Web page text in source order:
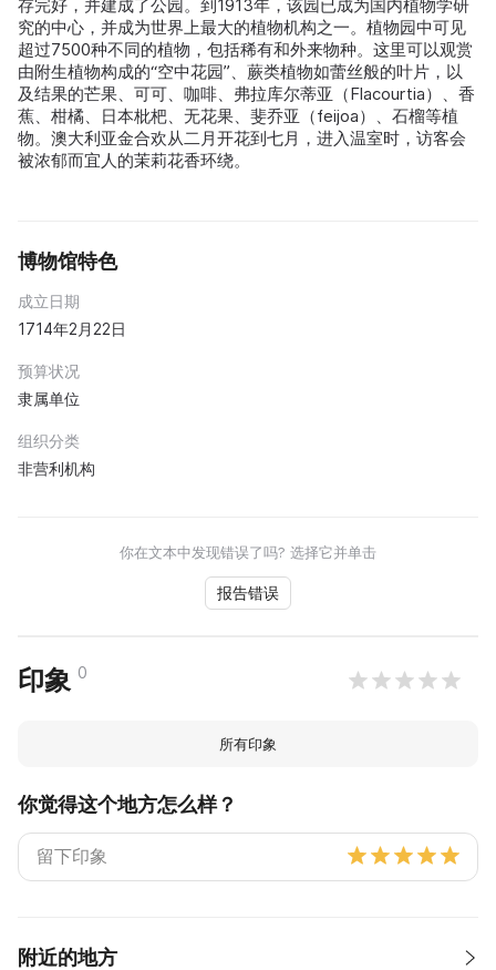
存完好，并建成了公园。到1913年，该园已成为国内植物学研
究的中心，并成为世界上最大的植物机构之一。植物园中可见
超过7500种不同的植物，包括稀有和外来物种。这里可以观赏
由附生植物构成的“空中花园”、蕨类植物如蕾丝般的叶片，以
及结果的芒果、可可、咖啡、弗拉库尔蒂亚（Flacourtia）、香
蕉、柑橘、日本枇杷、无花果、斐乔亚（feijoa）、石榴等植
物。澳大利亚金合欢从二月开花到七月，进入温室时，访客会
被浓郁而宜人的茉莉花香环绕。
博物馆特色
成立日期
1714年2月22日
预算状况
隶属单位
组织分类
非营利机构
你在文本中发现错误了吗? 选择它并单击
报告错误
印象 0
所有印象
你觉得这个地方怎么样？
附近的地方